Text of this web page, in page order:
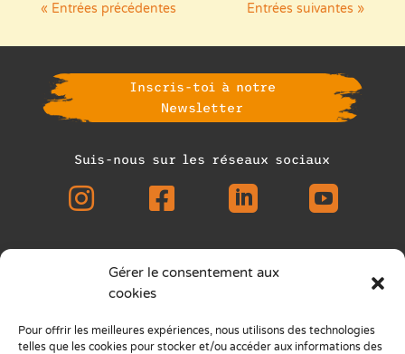
Gérer le consentement aux
cookies
Pour offrir les meilleures expériences, nous utilisons des technologies
telles que les cookies pour stocker et/ou accéder aux informations des
« Entrées précédentes Entrées suivantes »
Inscris-toi à notre
Newsletter
Suis-nous sur les réseaux sociaux
   
Asmae Asbl © Tous droits réservés
5, 1030 Bruxelles